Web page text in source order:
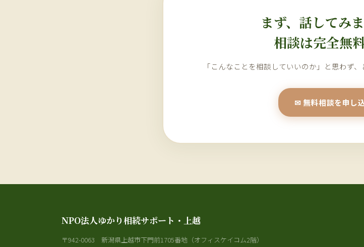
まず、話してみま
相談は完全無料
「こんなことを相談していいのか」と思わず
✉ 無料相談を申し
NPO法人ゆかり相続サポート・上越
〒942-0063 新潟県上越市下門前1705番地（オフィスケイコム2階）